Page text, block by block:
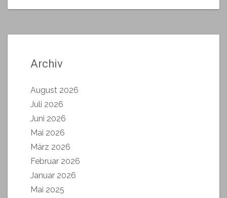
Archiv
August 2026
Juli 2026
Juni 2026
Mai 2026
März 2026
Februar 2026
Januar 2026
Mai 2025